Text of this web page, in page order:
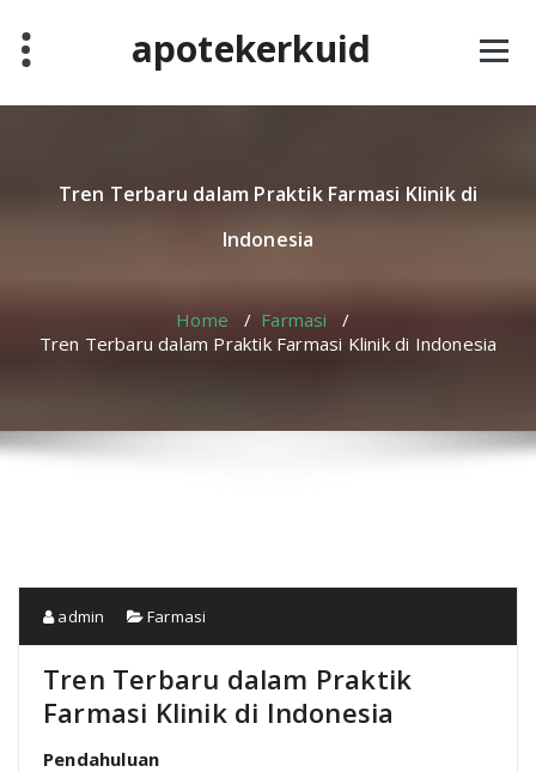
content
apotekerkuid
Tren Terbaru dalam Praktik Farmasi Klinik di
Indonesia
Home / Farmasi /
Tren Terbaru dalam Praktik Farmasi Klinik di Indonesia
admin Farmasi
Tren Terbaru dalam Praktik
Farmasi Klinik di Indonesia
Pendahuluan